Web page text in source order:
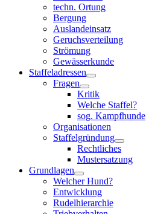
techn. Ortung
Bergung
Auslandeinsatz
Geruchsverteilung
Strömung
Gewässerkunde
Staffeladressen
Fragen
Kritik
Welche Staffel?
sog. Kampfhunde
Organisationen
Staffelgründung
Rechtliches
Mustersatzung
Grundlagen
Welcher Hund?
Entwicklung
Rudelhierarchie